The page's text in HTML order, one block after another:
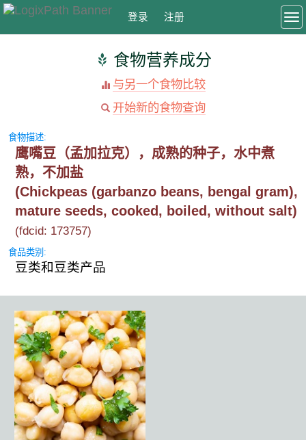
登录 注册
食物营养成分
与另一个食物比较
开始新的食物查询
食物描述:
鹰嘴豆（孟加拉克），成熟的种子，水中煮
熟，不加盐
(Chickpeas (garbanzo beans, bengal gram),
mature seeds, cooked, boiled, without salt)
(fdcid: 173757)
食品类别:
豆类和豆类产品